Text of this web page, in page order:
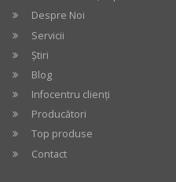
Despre Noi
Servicii
Știri
Blog
Infocentru clienți
Producători
Top produse
Contact